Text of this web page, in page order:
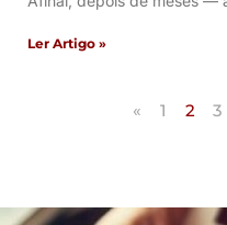
Ler Artigo »
« 1 2 3